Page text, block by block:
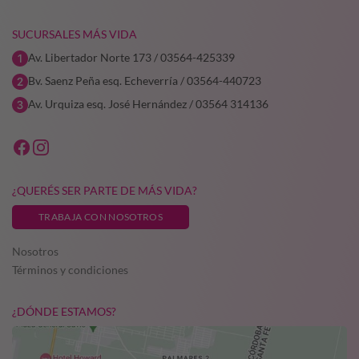
SUCURSALES MÁS VIDA
Av. Libertador Norte 173 / 03564-425339
Bv. Saenz Peña esq. Echeverría / 03564-440723
Av. Urquiza esq. José Hernández / 03564 314136
¿QUERÉS SER PARTE DE MÁS VIDA?
TRABAJA CON NOSOTROS
Nosotros
Términos y condiciones
¿DÓNDE ESTAMOS?